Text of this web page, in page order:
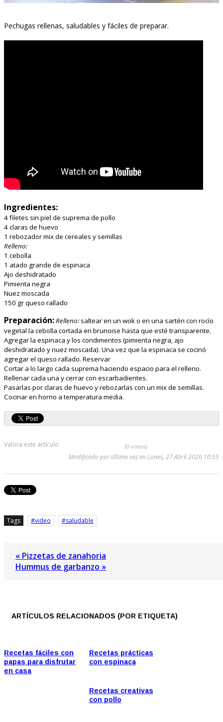
Pechugas rellenas, saludables y fáciles de preparar.
Ingredientes:
4 filetes sin piel de suprema de pollo
4 claras de huevo
1 rebozador mix de cereales y semillas
Relleno:
1 cebolla
1 atado grande de espinaca
Ajo deshidratado
Pimienta negra
Nuez moscada
150 gr queso rallado
Preparación:Relleno: saltear en un wok o en una sartén con rocío
vegetal la cebolla cortada en brunoise hasta que esté transparente.
Agregar la espinaca y los condimentos (pimienta negra, ajo
deshidratado y nuez moscada). Una vez que la espinaca se cocinó
agregar el queso rallado. Reservar
Cortar a lo largo cada suprema haciendo espacio para el relleno.
Rellenar cada una y cerrar con escarbadientes.
Pasarlas por claras de huevo y rebozarlas con un mix de semillas.
Cocinar en horno a temperatura media.
Valora este artículo (0 votos)
Modificado por última vez en Lunes, 27 Abril 2020 10:55
Tags video saludable
« Pizzetas de zanahoria
Hummus de garbanzo »
ARTÍCULOS RELACIONADOS (POR ETIQUETA)
Recetas fáciles con
papas para disfrutar
en casa
Recetas prácticas
con espinaca
Recetas creativas
con pollo